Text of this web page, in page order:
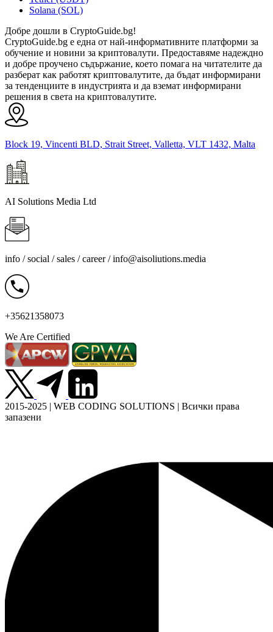
Solana (SOL)
Добре дошли в CryptoGuide.bg!
CryptoGuide.bg е една от най-информативните платформи за
обучение и новини за криптовалути. Предоставяме надеждно
и добре проучено съдържание, което помага на читателите да
разберат как работят криптовалутите, да бъдат информирани
за тенденциите в индустрията и да вземат информирани
решения в света на криптовалутите.
Block 19, Vincenti BLD, Strait Street, Valletta, VLT 1432, Malta
AI Solutions Media Ltd
info / social / sales / career /info@aisoliutions.media
+35621358073
We Are Certified
2015-2025 | WEB CODING SOLUTIONS | Всички права
запазени